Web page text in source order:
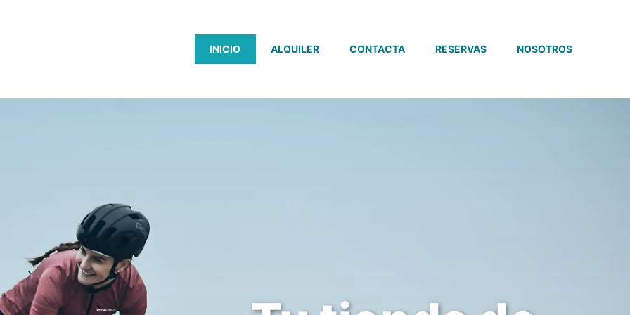
INICIO ALQUILER CONTACTA RESERVAS NOSOTROS